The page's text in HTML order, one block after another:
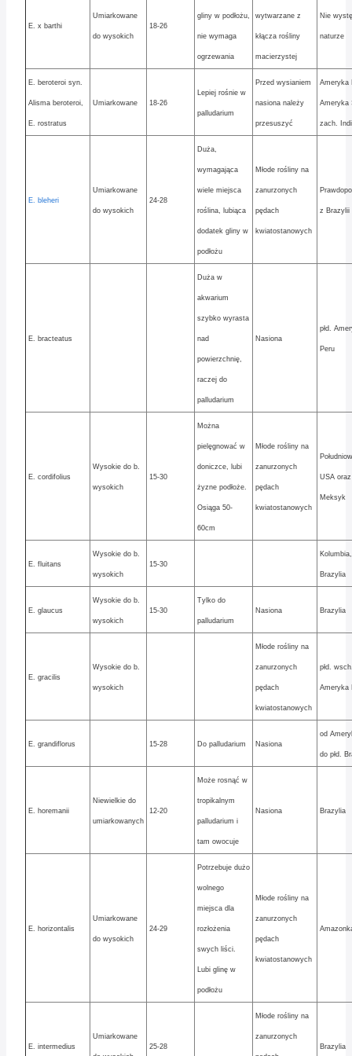
E. x barthi
Umiarkowane
do wysokich
18-26
gliny w podłożu,
nie wymaga
ogrzewania
wytwarzane z
kłącza rośliny
macierzystej
Nie
naturze
E. beroteroi syn.
Alisma beroteroi,
E. rostratus
Umiarkowane 18-26
Lepiej rośnie w
palludarium
Przed wysianiem
nasiona należy
przesuszyć
Ameryka
Ameryka
zach.
E. bleheri
Umiarkowane
do wysokich
24-28
Duża,
wymagająca
wiele miejsca
roślina, lubiąca
dodatek gliny w
podłożu
Młode rośliny na
zanurzonych
pędach
kwiatostanowych
z Brazylii
E. bracteatus
Duża w
akwarium
szybko wyrasta
nad
powierzchnię,
raczej do
palludarium
Nasiona
płd.
Peru
E. cordifolius
Wysokie do b.
wysokich
15-30
Można
pielęgnować w
doniczce, lubi
żyzne podłoże.
Osiąga 50-
60cm
Młode rośliny na
zanurzonych
pędach
kwiatostanowych
USA oraz
Meksyk
E. fluitans
Wysokie do b.
wysokich
15-30
Kolumbia,
Brazylia
E. glaucus
Wysokie do b.
wysokich
15-30
Tylko do
palludarium
Nasiona Brazylia
E. gracilis
Wysokie do b.
wysokich
Młode rośliny na
zanurzonych
pędach
kwiatostanowych
płd.
Ameryka
E. grandiflorus 15-28 Do palludarium Nasiona
od
do płd.
E. horemanii
Niewielkie do
umiarkowanych
12-20
Może rosnąć w
tropikalnym
palludarium i
tam owocuje
Nasiona Brazylia
E. horizontalis
Umiarkowane
do wysokich
24-29
Potrzebuje dużo
wolnego
miejsca dla
rozłożenia
swych liści.
Lubi glinę w
podłożu
Młode rośliny na
zanurzonych
pędach
kwiatostanowych
E. intermedius
Umiarkowane
25-28
Młode rośliny na
zanurzonych
Brazylia